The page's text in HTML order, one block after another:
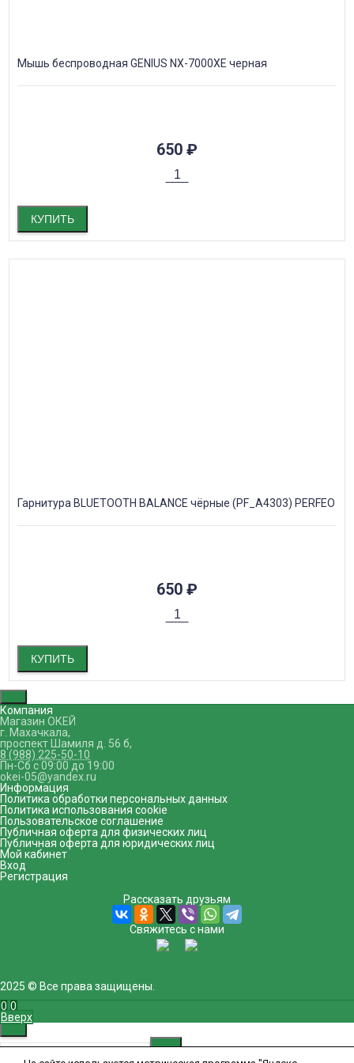
Мышь беспроводная GENIUS NX-7000XE черная
650 ₽
КУПИТЬ
Гарнитура BLUETOOTH BALANCE чёрные (PF_A4303) PERFEO
650 ₽
КУПИТЬ
Компания
Магазин ОКЕЙ
г. Махачкала,
проспект Шамиля д. 56 б,
8 (988) 225-50-10
Пн-Сб с 09:00 до 19:00
okei-05@yandex.ru
Информация
Политика обработки персональных данных
Политика использования cookie
Пользовательское соглашение
Публичная оферта для физических лиц
Публичная оферта для юридических лиц
Мой кабинет
Вход
Регистрация
Рассказать друзьям
Свяжитесь с нами
2025 © Все права защищены.
0 0
Вверх